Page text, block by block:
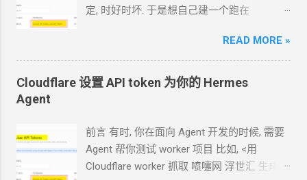
定, 时好时坏. 于是想自己建一个跑在
Hermes 对接 grok-4.5 下面的引用框里面都是
我发给 Agent 的自然语言 我要创建一个
cloudflare 的 API token, 这个 token 有最大的
跑在 VPS 上, 所以我只能这么干. 遇到问题可
以截图发给 Agent 问应该点哪里. 如果你的
Agent 跑在你自己电脑上, 你让 Agent 自己操
READ MORE »
Cloudflare 设置 API token 为你的 Hermes
Agent
前言 有时, 你在面向 Agent 开发的时候, 需要
Agent 帮你测试 worker 项目 比如, <用
Cloudflare worker 抓取 喷嚏网 浮世汇 生成